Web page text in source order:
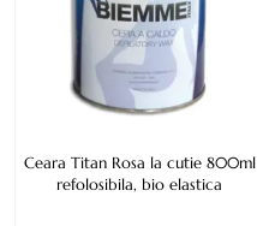
Ceara Titan Rosa la cutie 800ml
refolosibila, bio elastica